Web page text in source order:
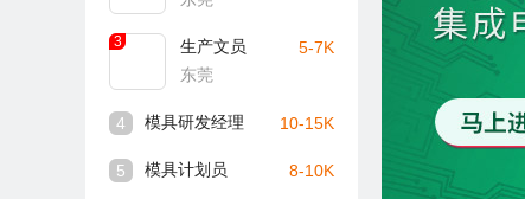
3
生产文员
东莞
5-7K
4 模具研发经理 10-15K
5 模具计划员 8-10K